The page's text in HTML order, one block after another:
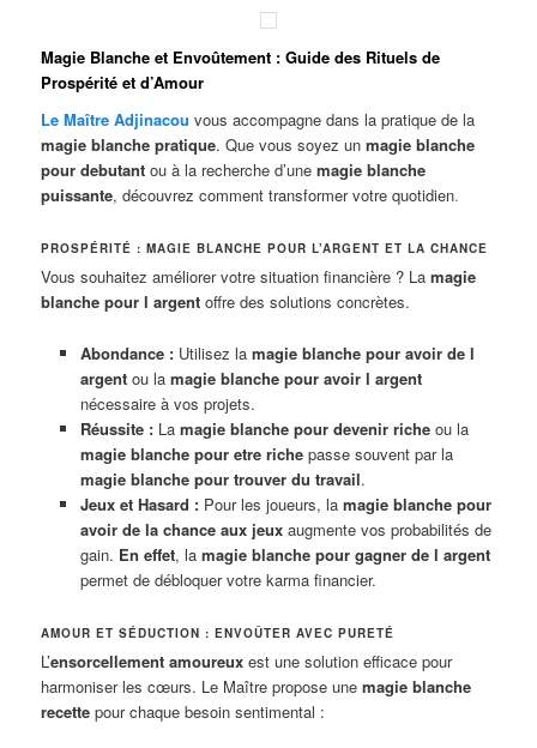
Magie Blanche et Envoûtement : Guide des Rituels de
Prospérité et d’Amour
Le Maître Adjinacou vous accompagne dans la pratique de la
magie blanche pratique. Que vous soyez unmagie blanche
pour debutant ou à la recherche d’unemagie blanche
puissante, découvrez comment transformer votre quotidien.
PROSPÉRITÉ : MAGIE BLANCHE POUR L’ARGENT ET LA CHANCE
Vous souhaitez améliorer votre situation financière ? Lamagie
blanche pour l argent offre des solutions concrètes.
Abondance :Utilisez la magie blanche pour avoir de l
argentou la magie blanche pour avoir l argent
nécessaire à vos projets.
Réussite :La magie blanche pour devenir richeou la
magie blanche pour etre richepasse souvent par la
magie blanche pour trouver du travail.
Jeux et Hasard :Pour les joueurs, la magie blanche pour
avoir de la chance aux jeuxaugmente vos probabilités de
gain. En effet, la magie blanche pour gagner de l argent
permet de débloquer votre karma financier.
AMOUR ET SÉDUCTION : ENVOÛTER AVEC PURETÉ
L’ensorcellement amoureux est une solution efficace pour
harmoniser les cœurs. Le Maître propose unemagie blanche
recette pour chaque besoin sentimental :